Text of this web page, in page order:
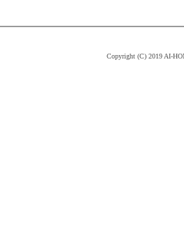
Copyright (C) 2019 AI-